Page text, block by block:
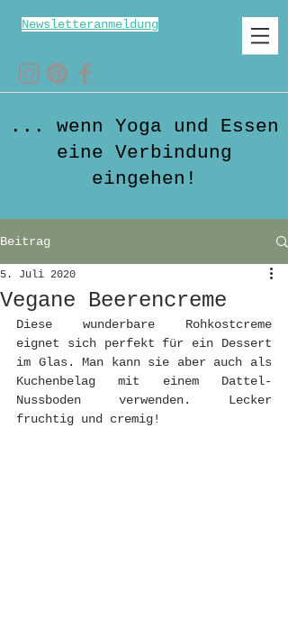
Newsletteranmeldung
... wenn Yoga und Essen
eine Verbindung
eingehen!
Beitrag
Vegane Beerencreme
5. Juli 2020
Diese wunderbare Rohkostcreme
eignet sich perfekt für ein Dessert
im Glas. Man kann sie aber auch als
Kuchenbelag mit einem Dattel-
Nussboden verwenden. Lecker
fruchtig und cremig!